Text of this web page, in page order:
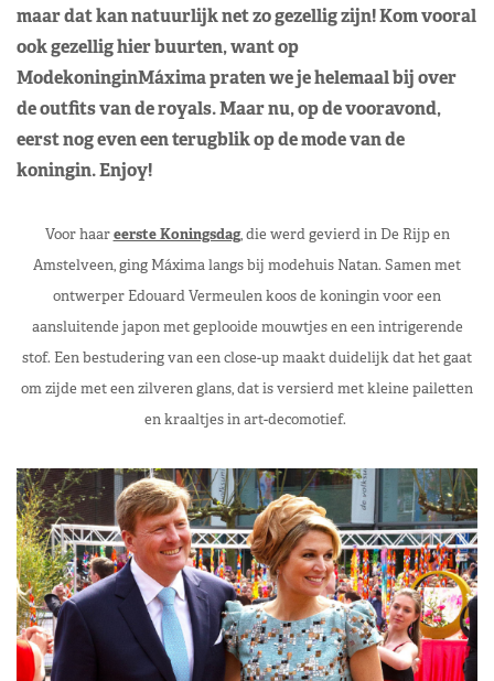
maar dat kan natuurlijk net zo gezellig zijn! Kom vooral
ook gezellig hier buurten, want op
ModekoninginMáxima praten we je helemaal bij over
de outfits van de royals. Maar nu, op de vooravond,
eerst nog even een terugblik op de mode van de
koningin. Enjoy!
Voor haareerste Koningsdag, die werd gevierd in De Rijp en
Amstelveen, ging Máxima langs bij modehuis Natan. Samen met
ontwerper Edouard Vermeulen koos de koningin voor een
aansluitende japon met geplooide mouwtjes en een intrigerende
stof. Een bestudering van een close-up maakt duidelijk dat het gaat
om zijde met een zilveren glans, dat is versierd met kleine pailetten
en kraaltjes in art-decomotief.